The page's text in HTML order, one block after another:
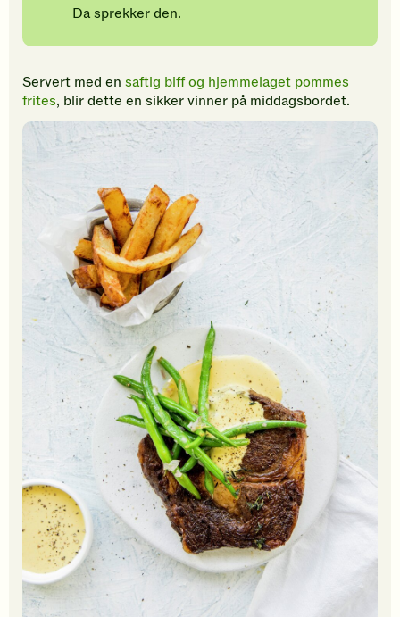
Da sprekker den.
Servert med en saftig biff og hjemmelaget pommes
frites, blir dette en sikker vinner på middagsbordet.